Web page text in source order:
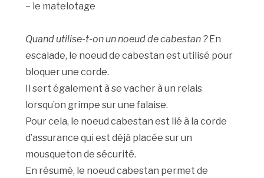
– le matelotage
Quand utilise-t-on un noeud de cabestan ?En
escalade, le noeud de cabestan est utilisé pour
bloquer une corde.
Il sert également à se vacher à un relais
lorsqu’on grimpe sur une falaise.
Pour cela, le noeud cabestan est lié à la corde
d’assurance qui est déjà placée sur un
mousqueton de sécurité.
En résumé, le noeud cabestan permet de